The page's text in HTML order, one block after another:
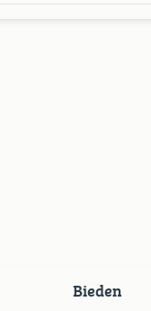
Bieden